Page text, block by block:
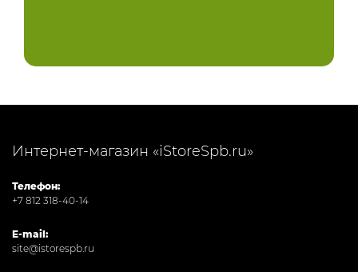
Интернет-магазин «iStoreSpb.ru»
Телефон:
+7 812 318-40-14
E-mail:
site@istorespb.ru